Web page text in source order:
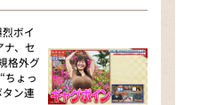
えり
Z塚田×福井アナ
やねん！？」（news お
烈ボイ
ナ、セ
格外グ
ちょっ
ン連